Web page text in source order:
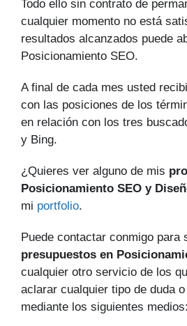
Todo ello sin contrato de
cualquier momento no está
resultados alcanzados puede
Posicionamiento SEO.
A final de cada mes usted
con las posiciones de los
en relación con los tres
y Bing.
¿Quieres ver alguno de mis
Posicionamiento SEO y
mi portfolio.
Puede contactar conmigo para
presupuestos en
cualquier otro servicio de los
aclarar cualquier tipo de duda
mediante los siguientes medios: